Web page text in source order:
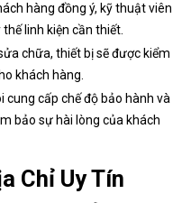
hàng đồng ý, kỹ thuật viên
linh kiện cần thiết.
chữa, thiết bị sẽ được kiểm
khách hàng.
cung cấp chế độ bảo hành và
bảo sự hài lòng của khách
Chỉ Uy Tín